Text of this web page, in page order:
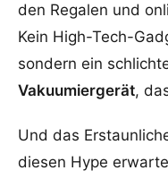
den Regalen und
Kein High-Tech-
sondern ein
Vakuumiergerät,
Und das
diesen Hype